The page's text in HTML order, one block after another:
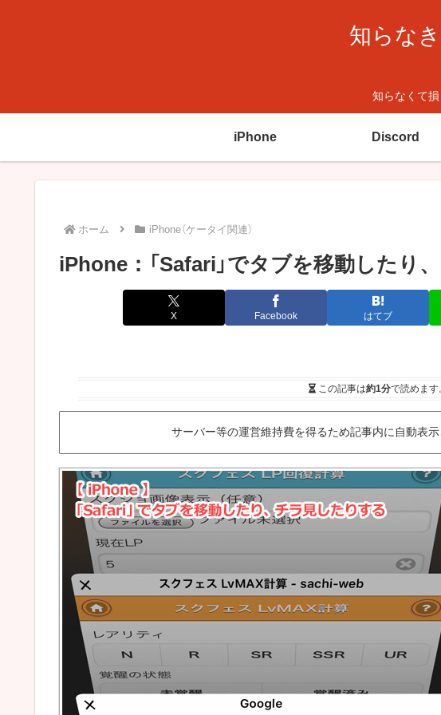
知らな
知らなくて
iPhone Discord
ホーム iPhone（ケータイ関連）
iPhone：「Safari」でタブを移動したり
X Facebook はてブ
この記事は約1分で読めます
サーバー等の運営維持費を得るため記事内に自動表